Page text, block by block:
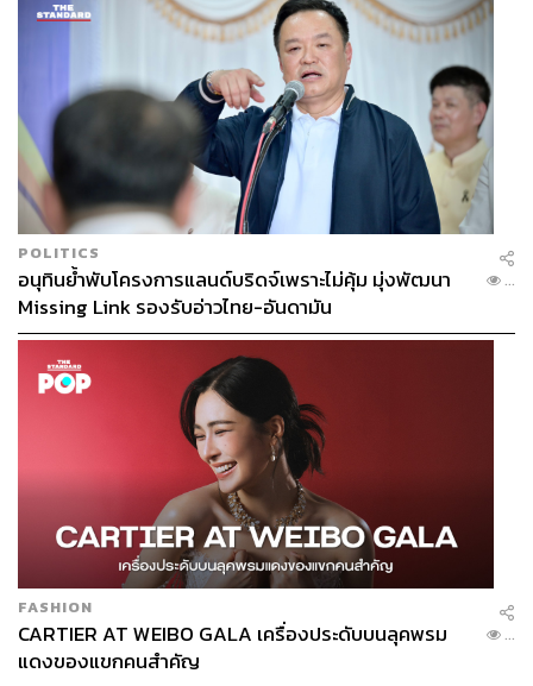
POLITICS
อนุทินย้ำพับโครงการแลนด์บริดจ์เพราะไม่คุ้ม มุ่งพัฒนา
Missing Link รองรับอ่าวไทย-อันดามัน
...
FASHION
CARTIER AT WEIBO GALA เครื่องประดับบนลุคพรม
แดงของแขกคนสำคัญ
...